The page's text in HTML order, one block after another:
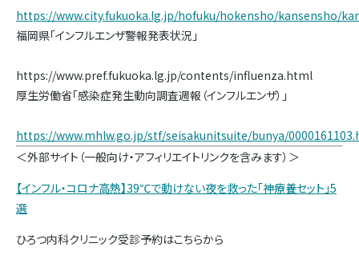
https://www.city.fukuoka.lg.jp/hofuku/hokensho/kansensho/
福岡県「インフルエンザ警報発表状況」
https://www.pref.fukuoka.lg.jp/contents/influenza.html
厚生労働省「感染症発生動向調査週報（インフルエンザ）」
https://www.mhlw.go.jp/stf/seisakunitsuite/bunya/
＜外部サイト（一般向け・アフィリエイトリンクを含みます）＞
【インフル・コロナ高熱】39℃で動けない夜を救った「神療養セット」5
選
ひろつ内科クリニック受診予約はこちらから